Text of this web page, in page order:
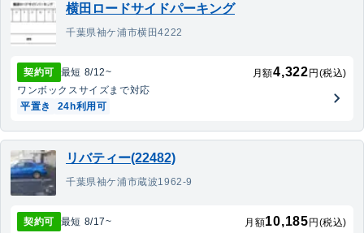
横田ロードサイドパーキング
千葉県袖ケ浦市横田4222
契約可 最短 8/12~ 月額4,322 円(税込)
ワンボックスサイズまで対応
平置き
24h利用可
リバティー(22482)
千葉県袖ケ浦市蔵波1962-9
契約可 最短 8/17~ 月額10,185 円(税込)